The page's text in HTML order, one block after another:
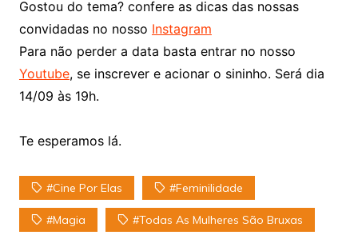
Gostou do tema? confere as dicas das nossas
convidadas no nosso Instagram
Para não perder a data basta entrar no nosso
Youtube, se inscrever e acionar o sininho. Será dia
14/09 às 19h.
Te esperamos lá.
#Cine Por Elas #Feminilidade
#Magia #Todas As Mulheres São Bruxas